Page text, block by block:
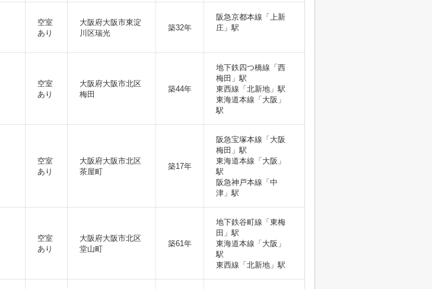
空室
あり
大阪府大阪市東淀
川区瑞光
築32年
阪急京都本線「上新
庄」駅
空室
あり
大阪府大阪市北区
梅田
築44年
地下鉄四つ橋線「西
梅田」駅
東西線「北新地」駅
東海道本線「大阪」
駅
空室
あり
大阪府大阪市北区
茶屋町
築17年
阪急宝塚本線「大阪
梅田」駅
東海道本線「大阪」
駅
阪急神戸本線「中
津」駅
空室
あり
大阪府大阪市北区
堂山町
築61年
地下鉄谷町線「東梅
田」駅
東海道本線「大阪」
駅
東西線「北新地」駅